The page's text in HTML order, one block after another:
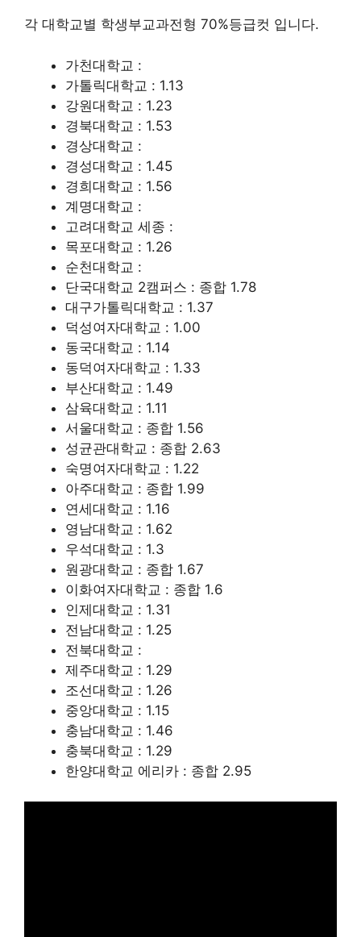
각 대학교별 학생부교과전형 70%등급컷 입니다.
가천대학교 :
가톨릭대학교 : 1.13
강원대학교 : 1.23
경북대학교 : 1.53
경상대학교 :
경성대학교 : 1.45
경희대학교 : 1.56
계명대학교 :
고려대학교 세종 :
목포대학교 : 1.26
순천대학교 :
단국대학교 2캠퍼스 : 종합 1.78
대구가톨릭대학교 : 1.37
덕성여자대학교 : 1.00
동국대학교 : 1.14
동덕여자대학교 : 1.33
부산대학교 : 1.49
삼육대학교 : 1.11
서울대학교 : 종합 1.56
성균관대학교 : 종합 2.63
숙명여자대학교 : 1.22
아주대학교 : 종합 1.99
연세대학교 : 1.16
영남대학교 : 1.62
우석대학교 : 1.3
원광대학교 : 종합 1.67
이화여자대학교 : 종합 1.6
인제대학교 : 1.31
전남대학교 : 1.25
전북대학교 :
제주대학교 : 1.29
조선대학교 : 1.26
중앙대학교 : 1.15
충남대학교 : 1.46
충북대학교 : 1.29
한양대학교 에리카 : 종합 2.95